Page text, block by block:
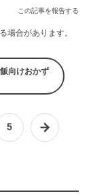
この記事を報告する
合があります。
向けおかず
5